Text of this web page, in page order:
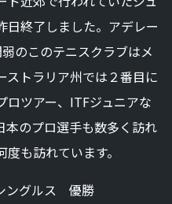
日終了しました。アデレー
のこのテニスクラブはメ
ストラリア州では２番目に
ロツアー、ITFジュニアな
本のプロ選手も数多く訪れ
も訪れています。
ングルス 優勝